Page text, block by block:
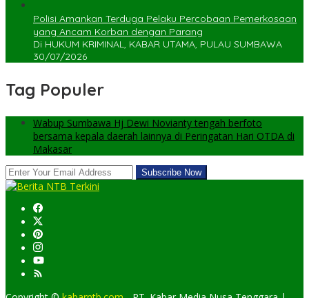
Polisi Amankan Terduga Pelaku Percobaan Pemerkosaan
yang Ancam Korban dengan Parang
Di HUKUM KRIMINAL, KABAR UTAMA, PULAU SUMBAWA
30/07/2026
Tag Populer
Wabup Sumbawa Hj Dewi Novianty tengah berfoto
bersama kepala daerah lainnya di Peringatan Hari OTDA di
Makasar